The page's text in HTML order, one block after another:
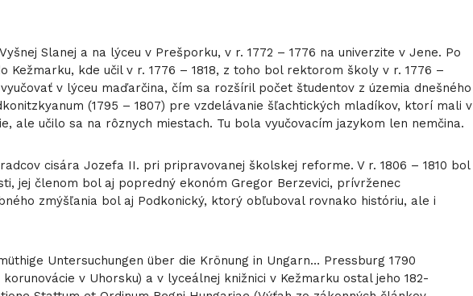
Slanej a na lýceu v Prešporku, v r. 1772 – 1776 na univerzite v Jene. Po
Kežmarku, kde učil v r. 1776 – 1818, z toho bol rektorom školy v r. 1776 –
v lýceu maďarčina, čím sa rozšíril počet študentov z územia dnešného
(1795 – 1807) pre vzdelávanie šľachtických mladíkov, ktorí mali v
ale učilo sa na rôznych miestach. Tu bola vyučovacím jazykom len nemčina.
cisára Jozefa II. pri pripravovanej školskej reforme. V r. 1806 – 1810 bol
jej členom bol aj popredný ekonóm Gregor Berzevici, prívrženec
zmýšľania bol aj Podkonický, ktorý obľuboval rovnako históriu, ale i
Untersuchungen über die Krönung in Ungarn… Pressburg 1790
v Uhorsku) a v lyceálnej knižnici v Kežmarku ostal jeho 182-